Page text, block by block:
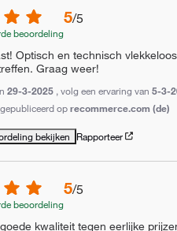
5/5
beoordeling
Optisch en technisch
Graag weer!
29-3-2025 , volg een ervaring van5-3-
oprecommerce.com (de)
bekijken Rapporteer
5/5
beoordeling
kwaliteit tegen eerlijke